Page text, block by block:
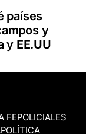
países
y
y EE.UU
FEPOLICIALES
POLÍTICA